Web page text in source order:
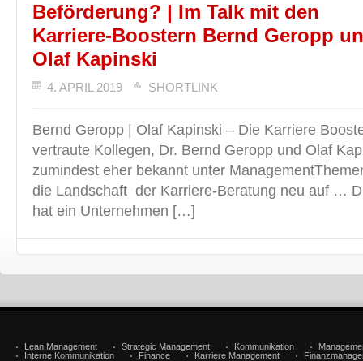
Beförderung? | Im Talk mit den
Karriere-Boostern Bernd Geropp
Olaf Kapinski
4. APRIL 2019 SHORTLINK
Bernd Geropp | Olaf Kapinski – Die Karriere
vertraute Kollegen, Dr. Bernd Geropp und Olaf
zumindest eher bekannt unter
die Landschaft der Karriere-Beratung neu auf …
hat ein Unternehmen […]
Lean Management Strategic Management Kommunikation
Interne Kommunikation
Finance Karriere Management